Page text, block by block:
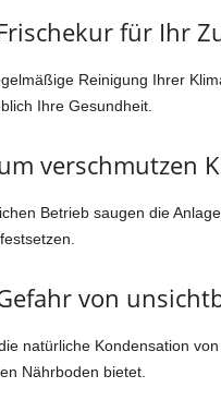
für Ihr
Reinigung Ihrer
Ihre Gesundheit.
verschmutzen
Betrieb saugen die
von
natürliche Kondensation
Nährboden bietet.